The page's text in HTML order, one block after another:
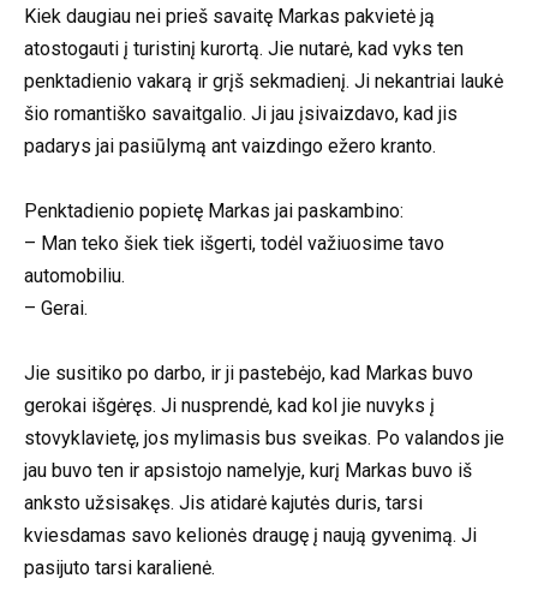
Kiek daugiau nei prieš savaitę Markas pakvietė ją
atostogauti į turistinį kurortą. Jie nutarė, kad vyks ten
penktadienio vakarą ir grįš sekmadienį. Ji nekantriai laukė
šio romantiško savaitgalio. Ji jau įsivaizdavo, kad jis
padarys jai pasiūlymą ant vaizdingo ežero kranto.
Penktadienio popietę Markas jai paskambino:
– Man teko šiek tiek išgerti, todėl važiuosime tavo
automobiliu.
– Gerai.
Jie susitiko po darbo, ir ji pastebėjo, kad Markas buvo
gerokai išgėręs. Ji nusprendė, kad kol jie nuvyks į
stovyklavietę, jos mylimasis bus sveikas. Po valandos jie
jau buvo ten ir apsistojo namelyje, kurį Markas buvo iš
anksto užsisakęs. Jis atidarė kajutės duris, tarsi
kviesdamas savo kelionės draugę į naują gyvenimą. Ji
pasijuto tarsi karalienė.